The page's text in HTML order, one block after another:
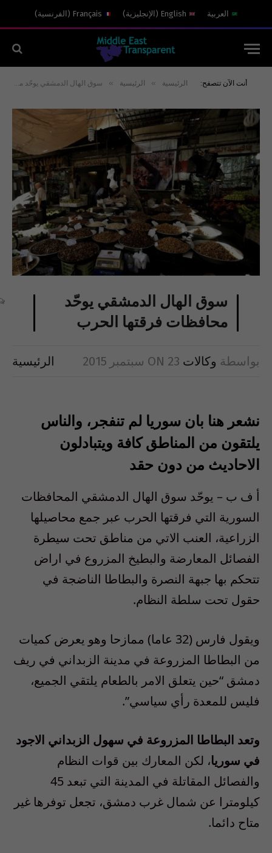
العربية English
( الإنجليزية)
Français
( الفرنسية)
أنت الآن تتصفح: الرئيسية » الرئيسية » سوق الهال الدمشقي يوحّد محافظات فرقتها الحرب
سوق الهال الدمشقي يوحّد
محافظات فرقتها الحرب
بواسطة وكالات ON 23 سبتمبر 2015 الرئيسية
نشعر هنا بان سوريا لم تنفجر، والناس
يلتقون من المناطق كافة ويتبادلون
الاحاديث من دون حقد
أ ف ب – يوحّد سوق الهال الدمشقي المحافظات
السورية التي فرقتها الحرب عبر جمع محاصيلها
الزراعية، العنب الاتي من مناطق تحت سيطرة
الفصائل المعارضة والبطيخ المزروع في اراض
تتحكم بها جبهة النصرة والبطاطا الناضجة في
حقول تحت سلطة النظام.
ويقول فارس (32 عاما) ممازحا وهو يعرض كميات
من البطاطا المزروعة في مدينة الزبداني في ريف
دمشق “حين يتعلق الامر بالطعام يلتقي الجميع،
فليس للمعدة رأي سياسي”.
وتعد البطاطا المزروعة في سهول الزبداني الاجود
في سوريا، لكن المعارك بين قوات النظام
والفصائل المقاتلة في المدينة التي تبعد 45
كيلومترا عن شمال غرب دمشق، تجعل توفرها غير
متاح دائما.